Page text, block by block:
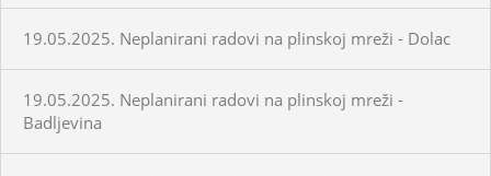
19.05.2025. Neplanirani radovi na plinskoj mreži - Dolac
19.05.2025. Neplanirani radovi na plinskoj mreži -
Badljevina